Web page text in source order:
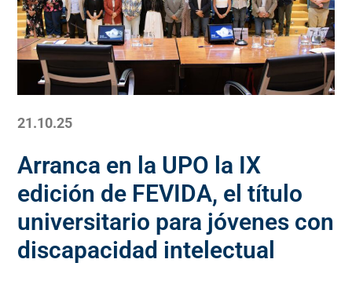
21.10.25
Arranca en la UPO la IX
edición de FEVIDA, el título
universitario para jóvenes con
discapacidad intelectual